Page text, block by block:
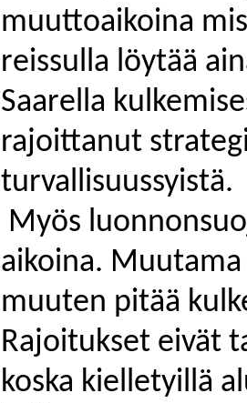
muuttoaikoina
reissulla löytää
Saarella
rajoittanut
turvallisuussyistä.
Myös
aikoina.
muuten pitää
Rajoitukset eivät
koska kielletyillä